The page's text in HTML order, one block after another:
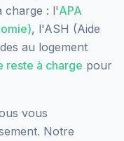
charge : l'APA
, l'ASH (Aide
au logement
reste à charge pour
vous
Notre